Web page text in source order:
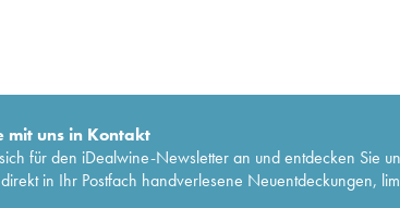
mit uns in Kontakt
für den iDealwine-Newsletter an und entdecken Sie
in Ihr Postfach handverlesene Neuentdeckungen,